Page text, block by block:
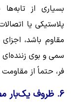
بسیاری از
پلاستیکی یا
مقاوم باشد،
سمی و بوی
فر، حتماً از
۶. ظروف یک‌بار مصرف